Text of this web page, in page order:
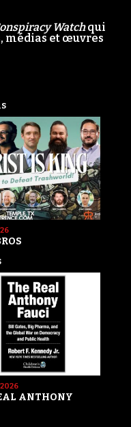
Watchqui
médias et œuvres
ANTHONY